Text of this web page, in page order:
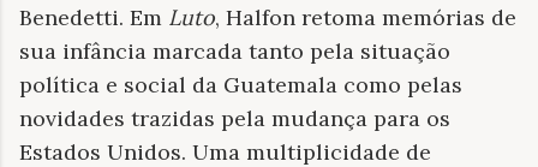
Benedetti. Em Luto, Halfon retoma memórias de
sua infância marcada tanto pela situação
política e social da Guatemala como pelas
novidades trazidas pela mudança para os
Estados Unidos. Uma multiplicidade de